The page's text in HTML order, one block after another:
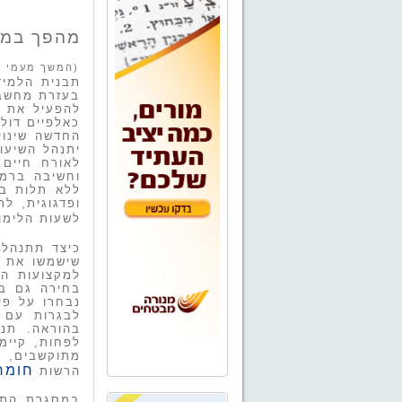
מהפך
(המשך מעמי 1)
תבנית
בעזרת
להפעיל את
כאלפיים
החדשה
יתנהל
לאורח
וחשיבה
ללא תלות
ופדגוגית,
לשעות
כיצד
שישמשו את
למקצועות
בחירה גם
נבחרו על
לבגרות עם
בהוראה.
לפחות,
מתוקשבים,
הרשות